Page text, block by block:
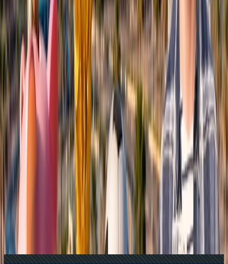
+1-240-523-4500
Recent Blogs de viajes
23 Jun, 2026
10 Errores Que Encarecen Los Viajes A La
Copa Mundial De La FIFA
22 Jun, 2026
La Copa Mundial de la FIFA: 10 Trucos Para
Cuidar tu Bolsillo
24 Jun, 2026
Wimbledon 2026: la guía completa para
planificar tu viaje al Grand Slam
17 Jul, 2026
Adiós a las esperas: la magia de los chatbots en la
industria de viajes
04 Aug, 2026 Del ritmo al paraíso: guía para enamorarte de
Brasil
Blogs de viajes relacionados
24 Jun, 2026
Wimbledon 2026: la guía completa para
planificar tu viaje al Grand Slam
Del ritmo al paraíso: guía para enamorarte de
Adiós a las esperas: la magia de los chatbots en la
industria de viajes
10 cosas que hacer en Londres durante
Wimbledon 2026
La Copa Mundial de la FIFA: 10 Trucos Para
Cuidar tu Bolsillo